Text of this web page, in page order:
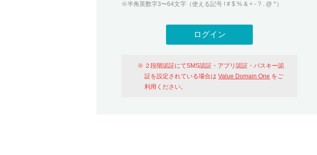
※半角英数字3〜64文字（使える記号 ! # $ % & + - ? . @ ^）
２段階認証にてSMS認証・アプリ認証・パスキー認
証を設定されている場合はValue Domain One をご
利用ください。